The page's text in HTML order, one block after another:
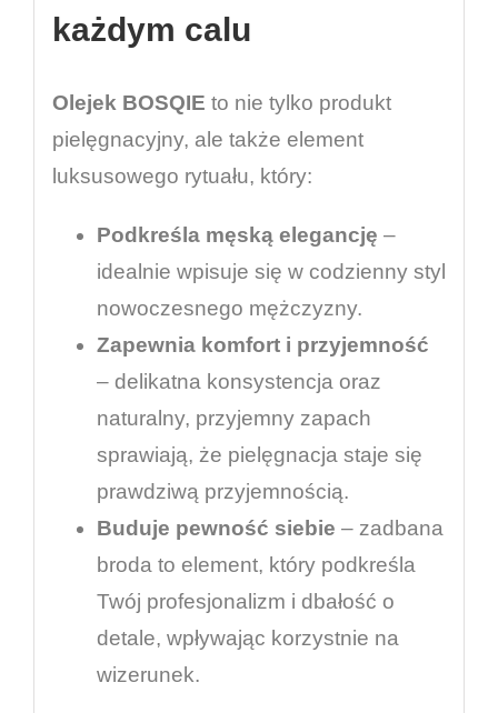
każdym calu
Olejek BOSQIE to nie tylko produkt
pielęgnacyjny, ale także element
luksusowego rytuału, który:
Podkreśla męską elegancję –
idealnie wpisuje się w codzienny styl
nowoczesnego mężczyzny.
Zapewnia komfort i przyjemność
– delikatna konsystencja oraz
naturalny, przyjemny zapach
sprawiają, że pielęgnacja staje się
prawdziwą przyjemnością.
Buduje pewność siebie – zadbana
broda to element, który podkreśla
Twój profesjonalizm i dbałość o
detale, wpływając korzystnie na
wizerunek.